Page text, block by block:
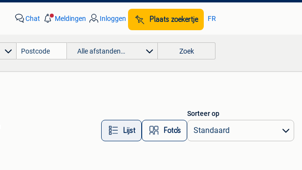
Chat Meldingen Inloggen Plaats zoekertje FR
Alle afstanden… Zoek
Lijst Foto’s
Sorteer op